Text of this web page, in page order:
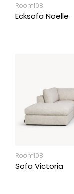
Room108
Ecksofa Noelle
Room108
Sofa Victoria